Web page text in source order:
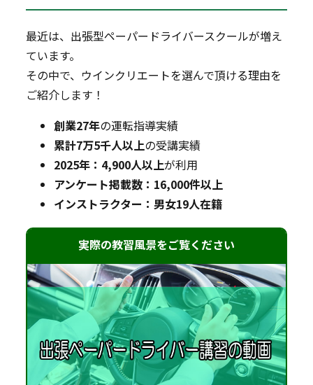
最近は、出張型ペーパードライバースクールが増え
ています。
その中で、ウインクリエートを選んで頂ける理由を
ご紹介します！
創業27年の運転指導実績
累計7万5千人以上の受講実績
2025年：4,900人以上が利用
アンケート掲載数：16,000件以上
インストラクター：男女19人在籍
実際の教習風景をご覧ください